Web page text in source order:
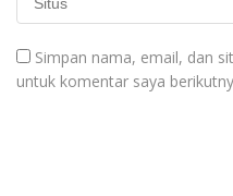
Simpan nama, email, dan
untuk komentar saya